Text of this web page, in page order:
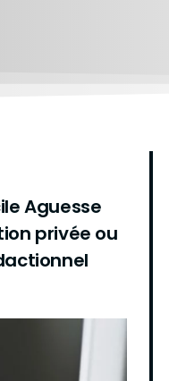
Aguesse
privée ou